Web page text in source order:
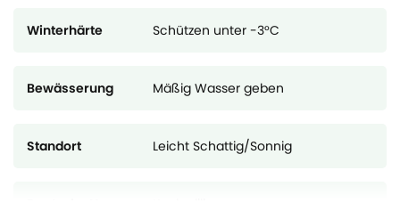
Winterhärte Schützen unter -3°C
Bewässerung Mäßig Wasser geben
Standort Leicht Schattig/Sonnig